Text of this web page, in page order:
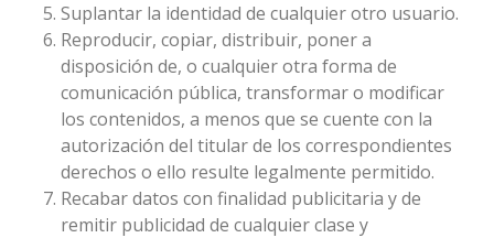
Suplantar la identidad de cualquier otro usuario.
Reproducir, copiar, distribuir, poner a
disposición de, o cualquier otra forma de
comunicación pública, transformar o modificar
los contenidos, a menos que se cuente con la
autorización del titular de los correspondientes
derechos o ello resulte legalmente permitido.
Recabar datos con finalidad publicitaria y de
remitir publicidad de cualquier clase y